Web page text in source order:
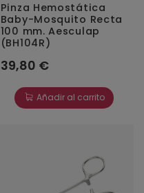
Pinza Hemostática
Baby-Mosquito Recta
100 mm. Aesculap
(BH104R)
39,80 €
Añadir al carrito